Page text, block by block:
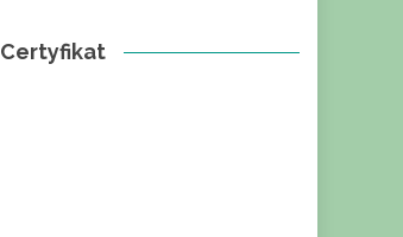
Certyfikat